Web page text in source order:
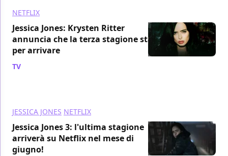
NETFLIX
Jessica Jones: Krysten Ritter
annuncia che la terza stagione sta
per arrivare
TV
JESSICA JONES NETFLIX
Jessica Jones 3: l'ultima stagione
arriverà su Netflix nel mese di
giugno!